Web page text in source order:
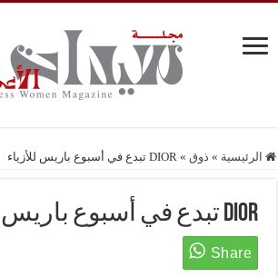
الرئيسية » ذوق » DIOR تبدع في أسبوع باريس للأزياء
DIOR تبدع في أسبوع باريس للأزياء